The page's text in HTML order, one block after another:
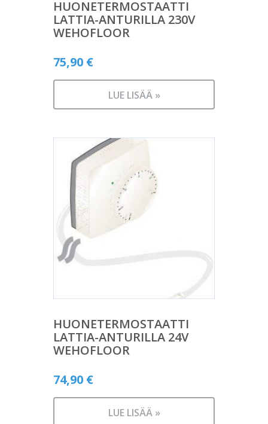
HUONETERMOSTAATTI
LATTIA-ANTURILLA 230V
WEHOFLOOR
75,90 €
LUE LISÄÄ »
HUONETERMOSTAATTI
LATTIA-ANTURILLA 24V
WEHOFLOOR
74,90 €
LUE LISÄÄ »